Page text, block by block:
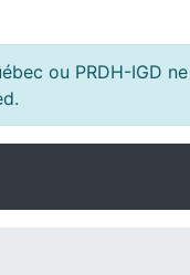
ou PRDH-IGD